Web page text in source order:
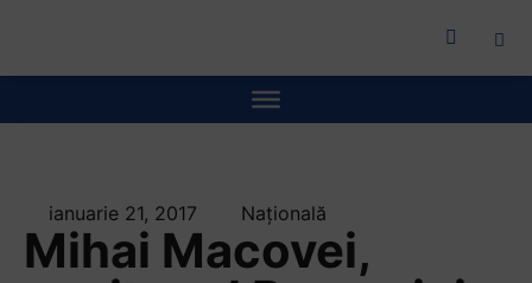
ianuarie 21, 2017 Națională
Mihai Macovei,